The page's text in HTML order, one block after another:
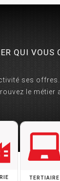
QUI VOUS
ses
le métier
TERTIAIRE